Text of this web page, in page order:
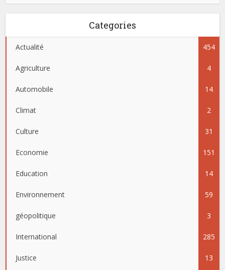
Categories
Actualité 454
Agriculture 4
Automobile 14
Climat 2
Culture 31
Economie 151
Education 14
Environnement 59
géopolitique 3
International 285
Justice 13